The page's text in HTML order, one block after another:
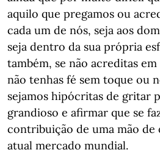
aquilo que pregamos ou
cada um de nós, seja aos
seja dentro da sua própria
também, se não acreditas
não tenhas fé sem toque ou
sejamos hipócritas de gritar
grandioso e afirmar que se
contribuição de uma mão de
atual mercado mundial.